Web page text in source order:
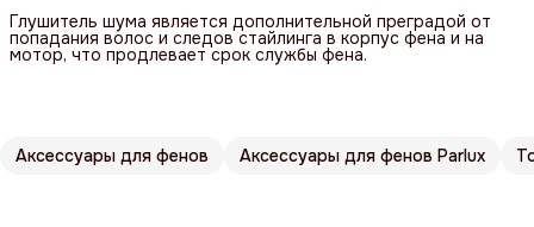
Глушитель шума является дополнительной преградой от
попадания волос и следов стайлинга в корпус фена и на
мотор, что продлевает срок службы фена.
Аксессуары для фенов Аксессуары для фенов Parlux